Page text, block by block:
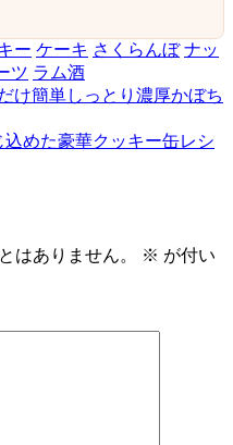
ー ケーキ さくらんぼ ナッ
ツ ラム酒
け簡単しっとり濃厚かぼち
込めた豪華クッキー缶レシ
はありません。 ※ が付い